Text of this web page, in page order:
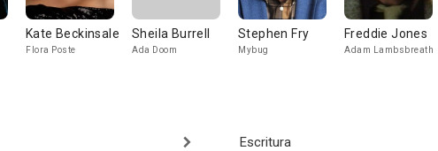
Kate Beckinsale
Flora Poste
Sheila Burrell
Ada Doom
Stephen Fry
Mybug
Freddie Jones
Adam Lambsbreath
Escritura